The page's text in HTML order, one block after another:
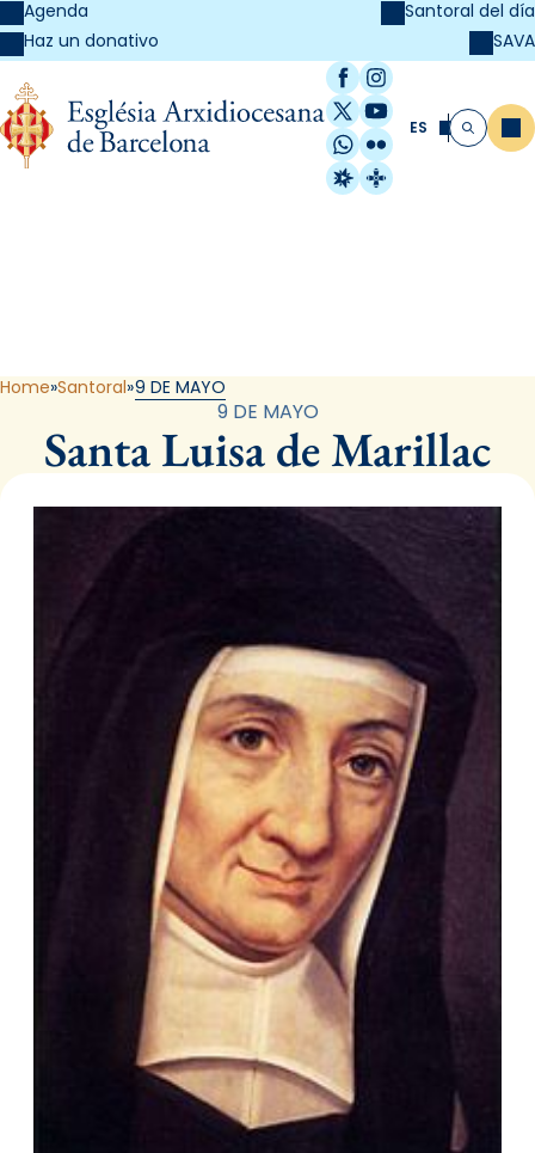
Agenda
Haz un donativo
Santoral del día
SAVA
Facebook
Instagram
X / Twitter
YouTube
WhatsApp
Flickr
Radio Estel
Catalunya
ES Buscar
Home Santoral 9 DE MAYO
9 DE MAYO
Santa Luisa de Marillac